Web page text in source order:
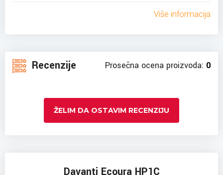
Više informacija
Recenzije Prosečna ocena proizvoda: 0
ŽELIM DA OSTAVIM RECENZIJU
Davanti Ecoura HP1C